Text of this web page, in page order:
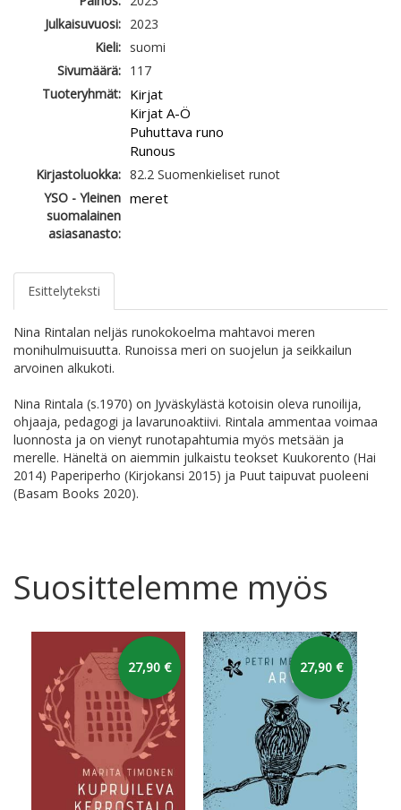
Julkaisuvuosi: 2023
Kieli: suomi
Sivumäärä: 117
Tuoteryhmät: Kirjat
Kirjat A-Ö
Puhuttava runo
Runous
Kirjastoluokka: 82.2 Suomenkieliset runot
YSO - Yleinen
suomalainen
asiasanasto:
meret
Esittelyteksti
Nina Rintalan neljäs runokokoelma mahtavoi meren
monihulmuisuutta. Runoissa meri on suojelun ja seikkailun
arvoinen alkukoti.
Nina Rintala (s.1970) on Jyväskylästä kotoisin oleva runoilija,
ohjaaja, pedagogi ja lavarunoaktiivi. Rintala ammentaa voimaa
luonnosta ja on vienyt runotapahtumia myös metsään ja
merelle. Häneltä on aiemmin julkaistu teokset Kuukorento (Hai
2014) Paperiperho (Kirjokansi 2015) ja Puut taipuvat puoleeni
(Basam Books 2020).
Suosittelemme myös
27,90 € 27,90 €